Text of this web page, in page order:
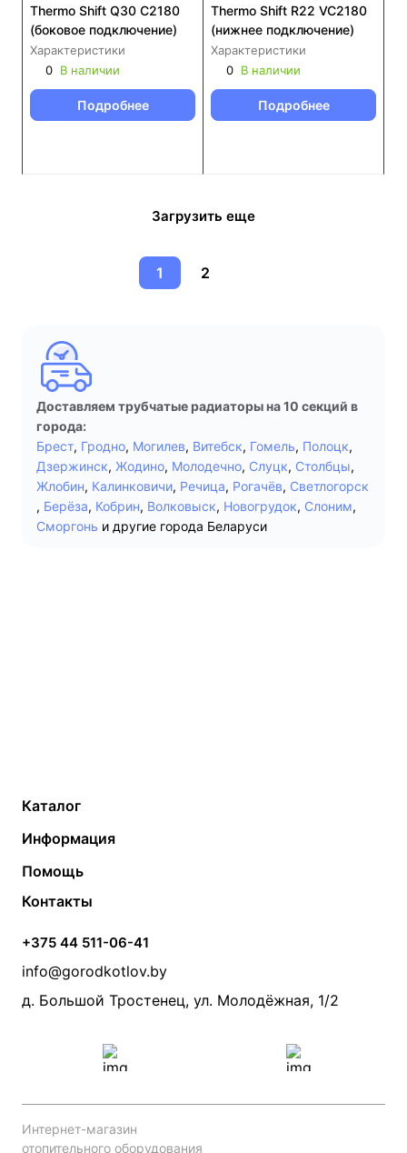
Thermo Shift Q30 C2180
(боковое подключение)
Характеристики
0 В наличии
Подробнее
Thermo Shift R22 VC2180
(нижнее подключение)
Характеристики
0 В наличии
Подробнее
Загрузить еще
1 2
Доставляем трубчатые радиаторы на 10 секций в
города:
Брест, Гродно, Могилев, Витебск, Гомель, Полоцк,
Дзержинск, Жодино, Молодечно, Слуцк, Столбцы,
Жлобин, Калинковичи, Речица, Рогачёв, Светлогорск
, Берёза, Кобрин, Волковыск, Новогрудок, Слоним,
Сморгонь и другие города Беларуси
Каталог
Твердотопливные котлы
Электрические котлы
Банные печи
Камины и печи
Теплый пол
Радиаторы
Насосы
Дымоходы
Информация
Контакты
Статьи
Акции
Производители
Помощь
Монтаж систем отопления
Прайс по монтажу систем отопления
Проект систем отопления
Контакты
+375 44 511-06-41
info@gorodkotlov.by
д. Большой Тростенец, ул. Молодёжная, 1/2
Интернет-магазин
отопительного оборудования